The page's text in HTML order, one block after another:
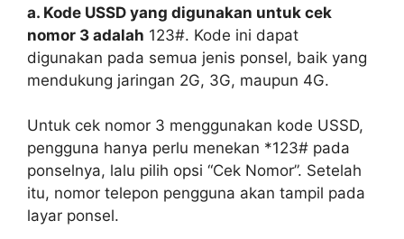
a. Kode USSD yang digunakan untuk cek
nomor 3 adalah 123#. Kode ini dapat
digunakan pada semua jenis ponsel, baik yang
mendukung jaringan 2G, 3G, maupun 4G.
Untuk cek nomor 3 menggunakan kode USSD,
pengguna hanya perlu menekan *123# pada
ponselnya, lalu pilih opsi “Cek Nomor”. Setelah
itu, nomor telepon pengguna akan tampil pada
layar ponsel.